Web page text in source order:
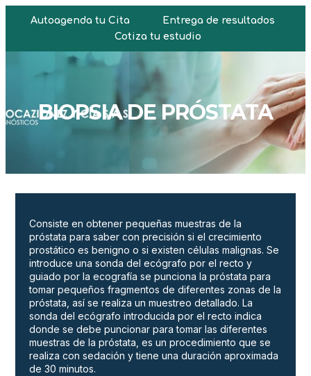
Autoagenda tu Cita
Entrega de resultados
Cotiza tu estudio
BIOPSIA DE PRÓSTATA
Consiste en obtener pequeñas muestras de la
próstata para saber con precisión si el crecimiento
prostático es benigno o si existen células malignas. Se
introduce una sonda del ecógrafo por el recto y
guiado por la ecografía se punciona la próstata para
tomar pequeños fragmentos de diferentes zonas de la
próstata, así se realiza un muestreo detallado. La
sonda del ecógrafo introducida por el recto indica
donde se debe puncionar para tomar las diferentes
muestras de la próstata, es un procedimiento que se
realiza con sedación y tiene una duración aproximada
de 30 minutos.